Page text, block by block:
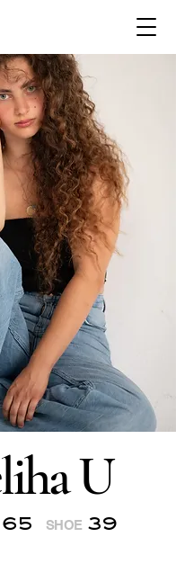
U
SHOE 39